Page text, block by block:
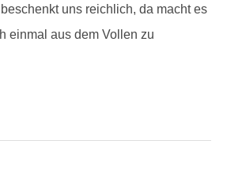
uns reichlich, da macht es
einmal aus dem Vollen zu